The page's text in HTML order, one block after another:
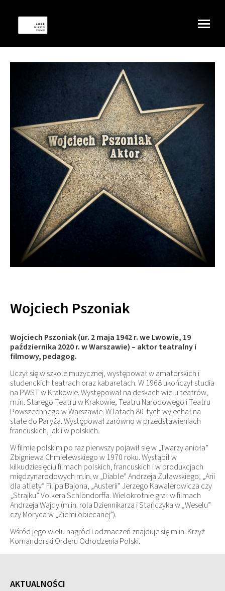
Wojciech Pszoniak
Wojciech Pszoniak (ur. 2 maja 1942 r. we Lwowie, 19
października 2020 r. w Warszawie) – aktor teatralny i
filmowy, pedagog.
Uczył się w szkole muzycznej, występował w amatorskich i
studenckich teatrach oraz kabaretach. W 1968 ukończył studia
na PWST w Krakowie. Występował na deskach wielu teatrów,
m.in. Starego Teatru w Krakowie, Teatru Narodowego i Teatru
Powszechnego w Warszawie. W latach 80-tych wyjechał na
stałe do Paryża. Występował zarówno w przedstawieniach
francuskich, jak i w polskich.
W filmie polskim po raz pierwszy pojawił się w „Twarzy anioła”
Zbigniewa Chmielewskiego w 1970 roku. Wystąpił w
kilkudziesięciu filmach polskich, francuskich i w produkcjach
międzynarodowych m.in. w „Diable” Andrzeja Żuławskiego, „Arii
dla atlety” Filipa Bajona, „Austerii” Jerzego Kawalerowicza czy
„Strajku” Volkera Schlöndorffa. Wielokrotnie grał w filmach
Andrzeja Wajdy (m.in. rola Dziennikarza i Stańczyka w „Weselu”
czy Moryca w „Ziemi obiecanej”).
Wśród jego wielu nagród i odznaczeń znajduje się m.in. Krzyż
Komandorski Orderu Odrodzenia Polski.
AKTUALNOŚCI